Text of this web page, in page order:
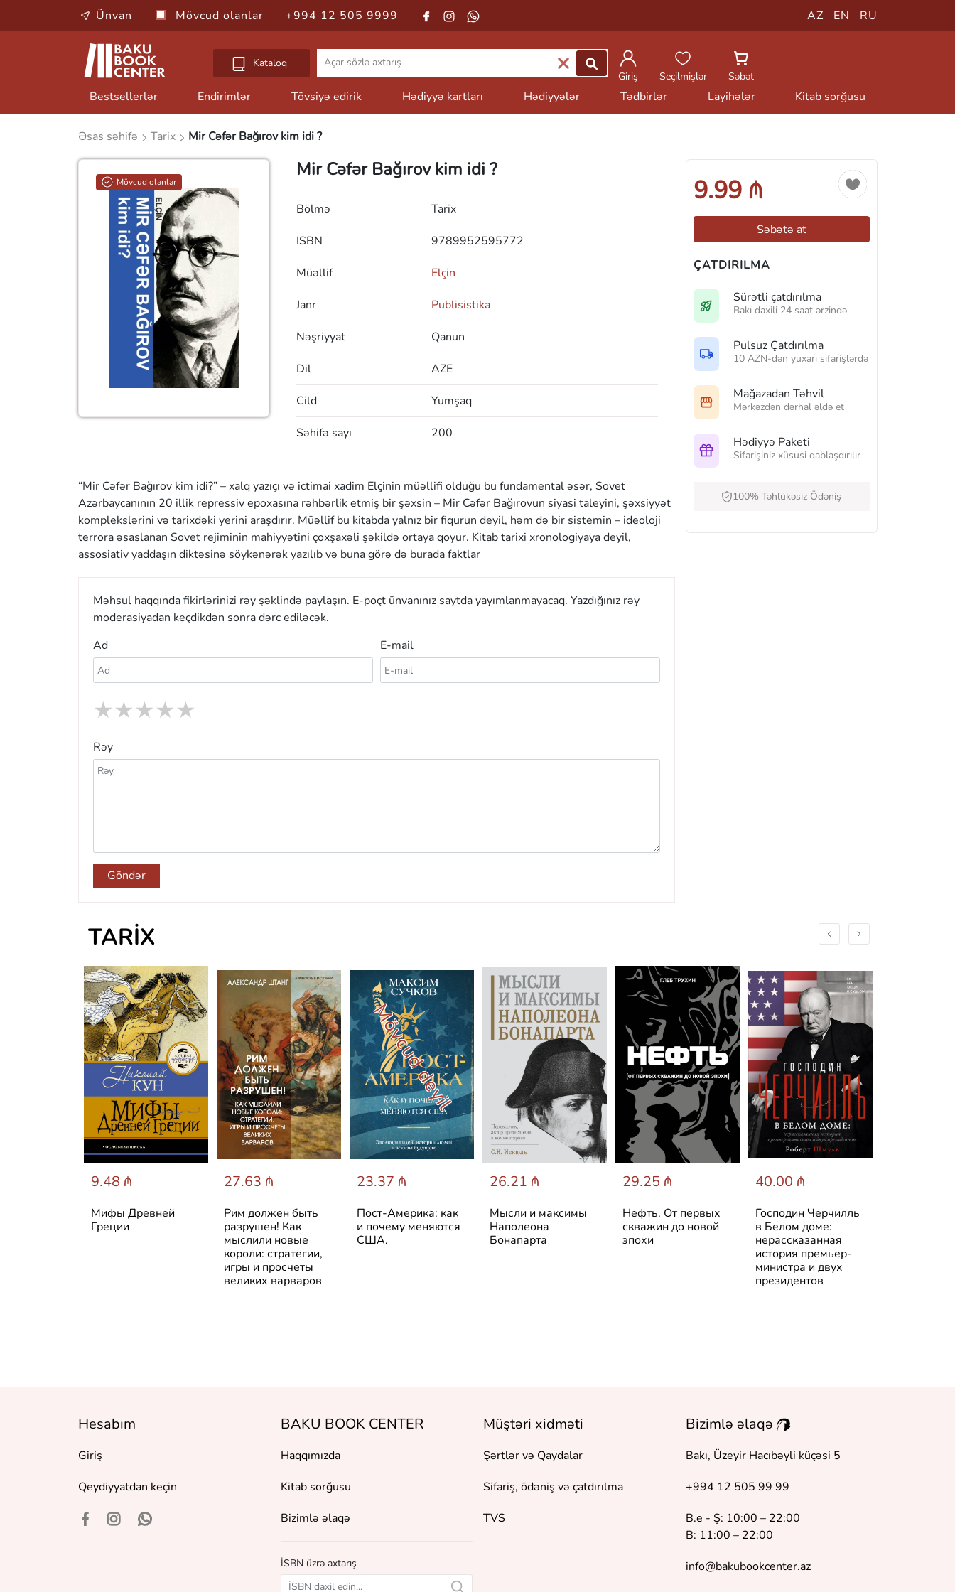
Ünvan Mövcud olanlar +994 12 505 9999 AZ EN RU
Kataloq
Giriş
Seçilmişlər Səbət
Bestsellerlər Endirimlər Tövsiyə edirik Hədiyyə kartları Hədiyyələr Tədbirlər Layihələr Kitab sorğusu
Əsas səhifə Tarix Mir Cəfər Bağırov kim idi ?
Mövcud olanlar
Mir Cəfər Bağırov kim idi ?
Bölmə Tarix
ISBN 9789952595772
Müəllif Elçin
Janr Publisistika
Nəşriyyat Qanun
Dil AZE
Cild Yumşaq
Səhifə sayı 200
“Mir Cəfər Bağırov kim idi?” – xalq yazıçı və ictimai xadim Elçinin müəllifi olduğu bu fundamental əsər, Sovet
Azərbaycanının 20 illik repressiv epoxasına rəhbərlik etmiş bir şəxsin – Mir Cəfər Bağırovun siyasi taleyini, şəxsiyyət
komplekslərini və tarixdəki yerini araşdırır. Müəllif bu kitabda yalnız bir fiqurun deyil, həm də bir sistemin – ideoloji
terrora əsaslanan Sovet rejiminin mahiyyətini çoxşaxəli şəkildə ortaya qoyur. Kitab tarixi xronologiyaya deyil,
assosiativ yaddaşın diktəsinə söykənərək yazılıb və buna görə də burada faktlar
Məhsul haqqında fikirlərinizi rəy şəklində paylaşın. E-poçt ünvanınız saytda yayımlanmayacaq. Yazdığınız rəy
moderasiyadan keçdikdən sonra dərc ediləcək.
Ad
E-mail
★
★
★
★
★
Rəy
Göndər
9.99 ₼
Səbətə at
ÇATDIRILMA
Sürətli çatdırılma
Bakı daxili 24 saat ərzində
Pulsuz Çatdırılma
10 AZN-dən yuxarı sifarişlərdə
Mağazadan Təhvil
Mərkəzdən dərhal əldə et
Hədiyyə Paketi
Sifarişiniz xüsusi qablaşdırılır
100% Təhlükəsiz Ödəniş
TARIX
9.48 ₼
Мифы Древней
Греции
27.63 ₼
Рим должен быть
разрушен! Как
мыслили новые
короли: стратегии,
игры и просчеты
великих варваров
Mövcud deyil
23.37 ₼
Пост-Америка: как
и почему меняются
США.
26.21 ₼
Мысли и максимы
Наполеона
Бонапарта
29.25 ₼
Нефть. От первых
скважин до новой
эпохи
40.00 ₼
Господин Черчилль
в Белом доме:
нерассказанная
история премьер-
министра и двух
президентов
Hesabım
Giriş
Qeydiyyatdan keçin
BAKU BOOK CENTER
Haqqımızda
Kitab sorğusu
Bizimlə əlaqə
İSBN üzrə axtarış
Müştəri xidməti
Şərtlər və Qaydalar
Sifariş, ödəniş və çatdırılma
TVS
Bizimlə əlaqə
Bakı, Üzeyir Hacıbəyli küçəsi 5
+994 12 505 99 99
B.e - Ş: 10:00 – 22:00
B: 11:00 – 22:00
info@bakubookcenter.az